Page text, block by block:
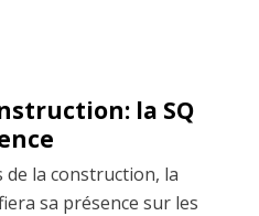
la SQ
de la construction, la
sa présence sur les